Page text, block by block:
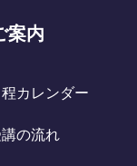
案内
カレンダー
の流れ